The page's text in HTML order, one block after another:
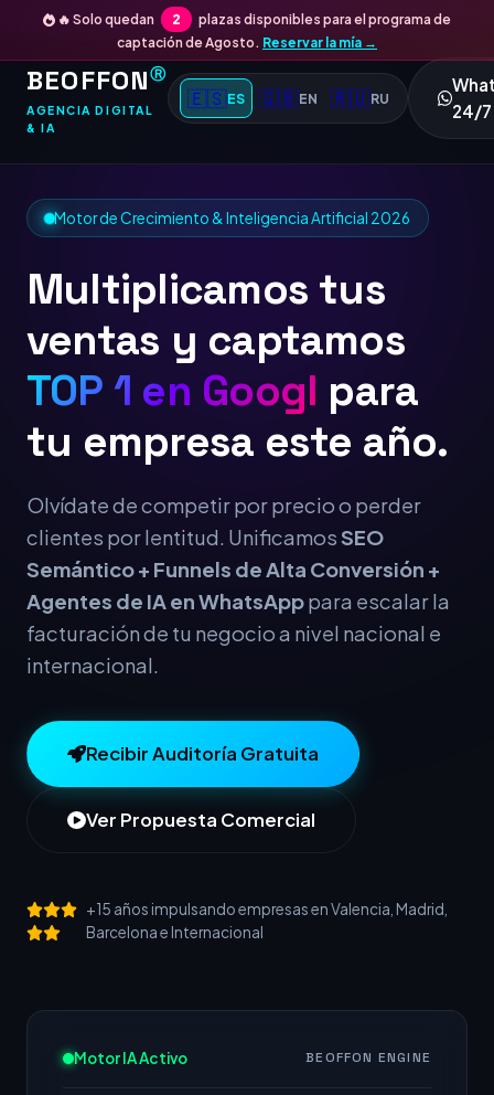
🔥 Solo quedan 2
plazas disponibles para el programa de
captación de Agosto. Reservar la mía →
BEOFFONⓇ
AGENCIA DIGITAL
& IA
🇪🇸ES 🇬🇧EN 🇷🇺RU
24/7
Motor de Crecimiento & Inteligencia Artificial 2026
Multiplicamos tus
ventas y captamos
TOP 1 en Googlepara
tu empresa este año.
Olvídate de competir por precio o perder
clientes por lentitud. UnificamosSEO
Semántico + Funnels de Alta Conversión +
Agentes de IA en WhatsApppara escalar la
facturación de tu negocio a nivel nacional e
internacional.
Recibir Auditoría Gratuita
Ver Propuesta Comercial
+15 años impulsando empresas en Valencia, Madrid,
Barcelona e Internacional
Motor IA Activo BEOFFON ENGINE